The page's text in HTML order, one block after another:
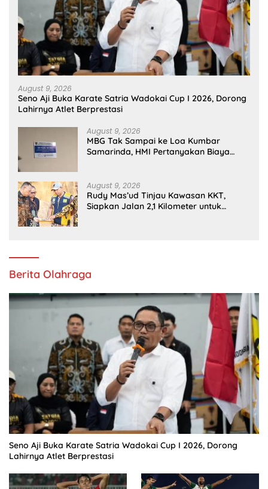
August 9, 2026
Seno Aji Buka Karate Satria Wadokai Cup I 2026, Dorong
Lahirnya Atlet Berprestasi
August 9, 2026
MBG Tak Sampai ke Loa Kumbar
Samarinda, HMI Pertanyakan Biaya
August 9, 2026
Rudy Mas’ud Tinjau Kawasan KKT,
Siapkan Jalan 2,1 Kilometer untuk
Berita Olahraga
Seno Aji Buka Karate Satria Wadokai Cup I 2026, Dorong
Lahirnya Atlet Berprestasi